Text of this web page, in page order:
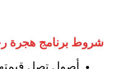
شروط برنامج هجرة